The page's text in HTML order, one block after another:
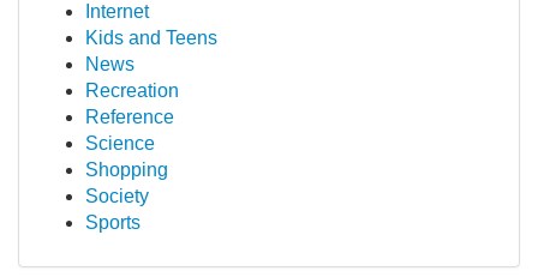
Internet
Kids and Teens
News
Recreation
Reference
Science
Shopping
Society
Sports